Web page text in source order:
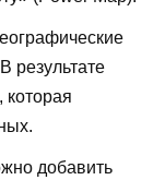
результате
которая
добавить